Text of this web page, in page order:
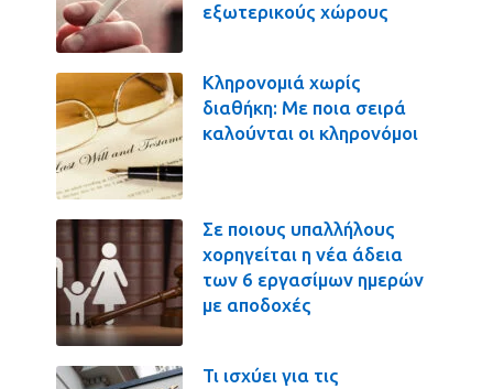
εξωτερικούς χώρους
Κληρονομιά χωρίς
διαθήκη: Με ποια σειρά
καλούνται οι κληρονόμοι
Σε ποιους υπαλλήλους
χορηγείται η νέα άδεια
των 6 εργασίμων ημερών
με αποδοχές
Τι ισχύει για τις